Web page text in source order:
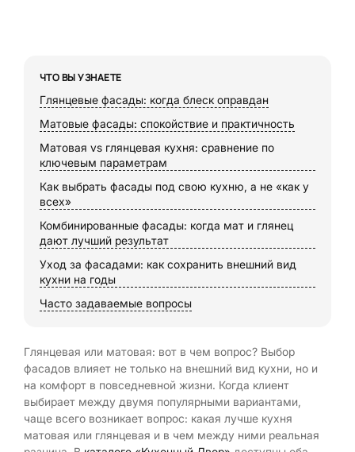
ЧТО ВЫ УЗНАЕТЕ
Глянцевые фасады: когда блеск оправдан
Матовые фасады: спокойствие и практичность
Матовая vs глянцевая кухня: сравнение по
ключевым параметрам
Как выбрать фасады под свою кухню, а не «как у
всех»
Комбинированные фасады: когда мат и глянец
дают лучший результат
Уход за фасадами: как сохранить внешний вид
кухни на годы
Часто задаваемые вопросы
Глянцевая или матовая: вот в чем вопрос? Выбор
фасадов влияет не только на внешний вид кухни, но и
на комфорт в повседневной жизни. Когда клиент
выбирает между двумя популярными вариантами,
чаще всего возникает вопрос: какая лучше кухня
матовая или глянцевая и в чем между ними реальная